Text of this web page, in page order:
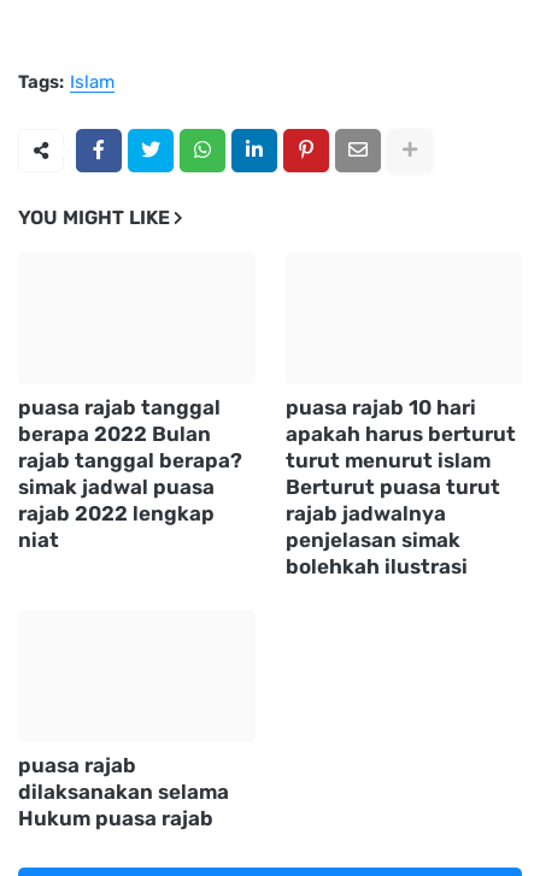
Tags: Islam
YOU MIGHT LIKE
puasa rajab tanggal
berapa 2022 Bulan
rajab tanggal berapa?
simak jadwal puasa
rajab 2022 lengkap
niat
puasa rajab 10 hari
apakah harus berturut
turut menurut islam
Berturut puasa turut
rajab jadwalnya
penjelasan simak
bolehkah ilustrasi
puasa rajab
dilaksanakan selama
Hukum puasa rajab